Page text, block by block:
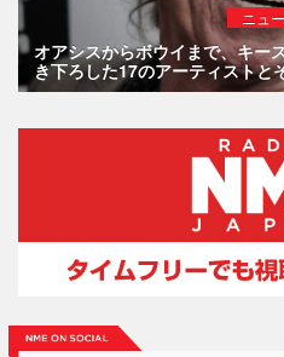
ニュ
オアシスからボウイまで、キー
き下ろした17のアーティストと